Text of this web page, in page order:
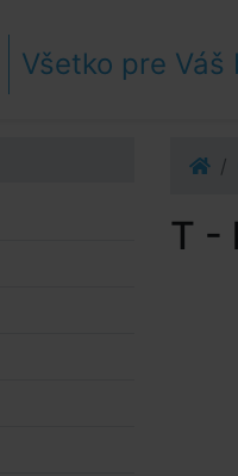
Všetko pre Váš
T -